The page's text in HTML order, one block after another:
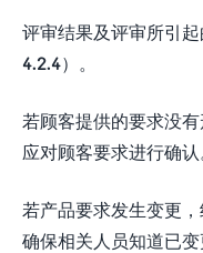
评审结果及评审所引
4.2.4）。
若顾客提供的要求没
应对顾客要求进行确认
若产品要求发生变更
确保相关人员知道已变